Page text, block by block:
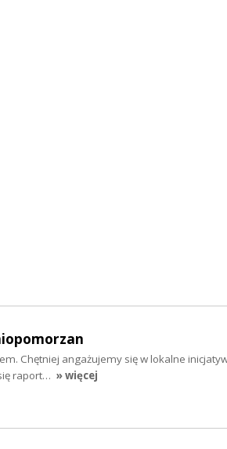
Chętniej angażujemy się w lokalne
raport… » więcej